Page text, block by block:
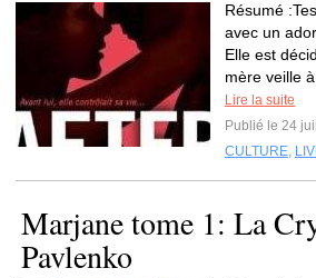
Résumé
avec un
Elle est
mère veille
Lire la suite
Publié le 24
CULTURE,
Marjane tome 1: La
Pavlenko